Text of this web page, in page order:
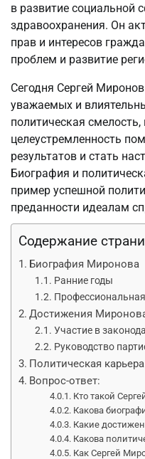
в развитие социальной
здравоохранения. Он
прав и интересов
проблем и развитие
Сегодня Сергей
уважаемых и
политическая
целеустремленность
результатов и стать
Биография и
пример успешной
преданности идеалам
Содержание
Биография Миронова
Ранние годы
Достижения
Участие в
Руководство
Политическая
Вопрос-ответ:
Кто такой
Какова
Какие
Какова
Как Сергей